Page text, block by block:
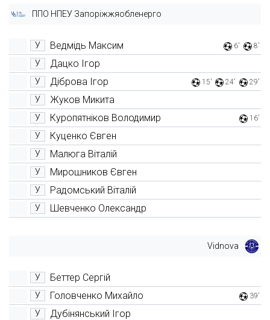
ППО НПЕУ Запоріжжяобленерго
У Ведмідь Максим 6' 8'
У Дацко Ігор
У Діброва Ігор 15' 24' 29'
У Жуков Микита
У Куропятніков Володимир 16'
У Куценко Євген
У Малюга Віталій
У Мирошников Євген
У Радомський Віталій
У Шевченко Олександр
Vidnova
У Беттер Сергій
У Головченко Михайло 39'
У Дубінянський Ігор